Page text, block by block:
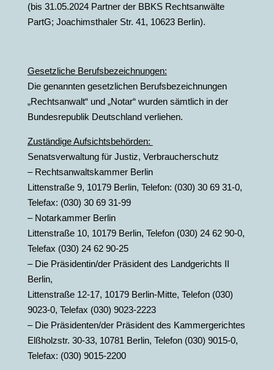
(bis 31.05.2024 Partner der BBKS Rechtsanwälte
PartG; Joachimsthaler Str. 41, 10623 Berlin).
Gesetzliche Berufsbezeichnungen:
Die genannten gesetzlichen Berufsbezeichnungen
„Rechtsanwalt“ und „Notar“ wurden sämtlich in der
Bundesrepublik Deutschland verliehen.
Zuständige Aufsichtsbehörden:
Senatsverwaltung für Justiz, Verbraucherschutz
– Rechtsanwaltskammer Berlin
Littenstraße 9, 10179 Berlin, Telefon: (030) 30 69 31-0,
Telefax: (030) 30 69 31-99
– Notarkammer Berlin
Littenstraße 10, 10179 Berlin, Telefon (030) 24 62 90-0,
Telefax (030) 24 62 90-25
– Die Präsidentin/der Präsident des Landgerichts II
Berlin,
Littenstraße 12-17, 10179 Berlin-Mitte, Telefon (030)
9023-0, Telefax (030) 9023-2223
– Die Präsidenten/der Präsident des Kammergerichtes
Elßholzstr. 30-33, 10781 Berlin, Telefon (030) 9015-0,
Telefax: (030) 9015-2200